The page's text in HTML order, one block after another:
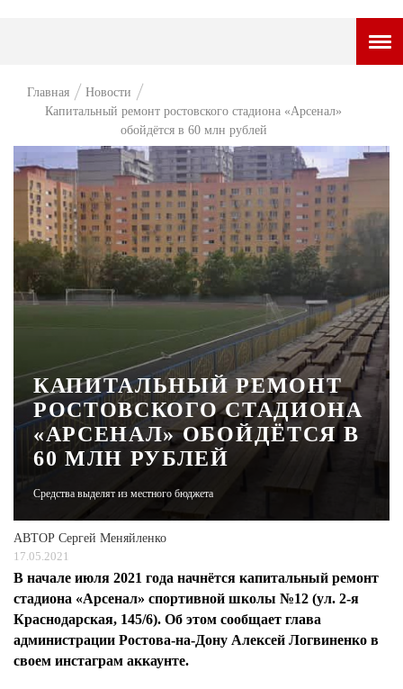
НОВОСТИ
ВОПРОС НЕДЕЛИ
ПРЕМЬЕРА
ТАМ И ТУТ
СТИЛЬ ЖИЗНИ
ХАЙП
ЧЕЛОВЕК ОСОБЕННЫЙ
КУЛЬТ ЕДЫ
АФИША
ЖУРНАЛ
Главная
Новости
Капитальный ремонт ростовского стадиона «Арсенал»
обойдётся в 60 млн рублей
КАПИТАЛЬНЫЙ РЕМОНТ
РОСТОВСКОГО СТАДИОНА
«АРСЕНАЛ» ОБОЙДЁТСЯ В
60 МЛН РУБЛЕЙ
Средства выделят из местного бюджета
АВТОР Сергей Меняйленко
17.05.2021
В начале июля 2021 года начнётся капитальный ремонт
стадиона «Арсенал» спортивной школы №12 (ул. 2-я
Краснодарская, 145/6). Об этом сообщает глава
администрации Ростова-на-Дону Алексей Логвиненко в
своем инстаграм аккаунте.